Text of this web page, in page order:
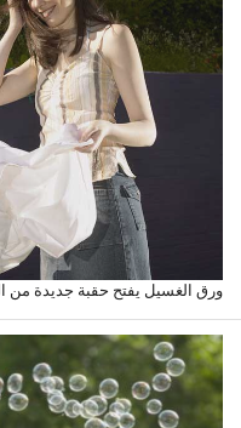
ورق الغسيل يفتح حقبة جديدة من